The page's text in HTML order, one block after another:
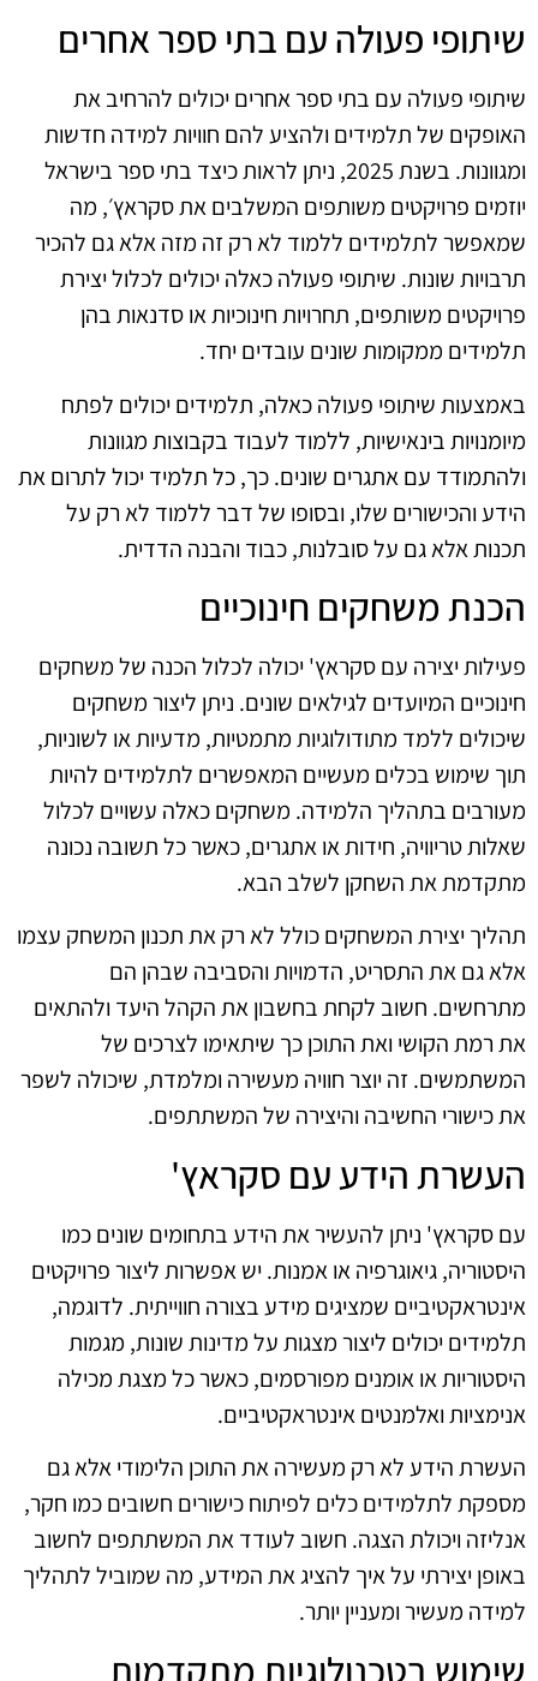
שיתופי פעולה עם בתי ספר אחרים
שיתופי פעולה עם בתי ספר אחרים יכולים להרחיב את
האופקים של תלמידים ולהציע להם חוויות למידה חדשות
ומגוונות. בשנת 2025, ניתן לראות כיצד בתי ספר בישראל
יוזמים פרויקטים משותפים המשלבים את סקראץ׳, מה
שמאפשר לתלמידים ללמוד לא רק זה מזה אלא גם להכיר
תרבויות שונות. שיתופי פעולה כאלה יכולים לכלול יצירת
פרויקטים משותפים, תחרויות חינוכיות או סדנאות בהן
תלמידים ממקומות שונים עובדים יחד.
באמצעות שיתופי פעולה כאלה, תלמידים יכולים לפתח
מיומנויות בינאישיות, ללמוד לעבוד בקבוצות מגוונות
ולהתמודד עם אתגרים שונים. כך, כל תלמיד יכול לתרום את
הידע והכישורים שלו, ובסופו של דבר ללמוד לא רק על
תכנות אלא גם על סובלנות, כבוד והבנה הדדית.
הכנת משחקים חינוכיים
פעילות יצירה עם סקראץ' יכולה לכלול הכנה של משחקים
חינוכיים המיועדים לגילאים שונים. ניתן ליצור משחקים
שיכולים ללמד מתודולוגיות מתמטיות, מדעיות או לשוניות,
תוך שימוש בכלים מעשיים המאפשרים לתלמידים להיות
מעורבים בתהליך הלמידה. משחקים כאלה עשויים לכלול
שאלות טריוויה, חידות או אתגרים, כאשר כל תשובה נכונה
מתקדמת את השחקן לשלב הבא.
תהליך יצירת המשחקים כולל לא רק את תכנון המשחק עצמו
אלא גם את התסריט, הדמויות והסביבה שבהן הם
מתרחשים. חשוב לקחת בחשבון את הקהל היעד ולהתאים
את רמת הקושי ואת התוכן כך שיתאימו לצרכים של
המשתמשים. זה יוצר חוויה מעשירה ומלמדת, שיכולה לשפר
את כישורי החשיבה והיצירה של המשתתפים.
העשרת הידע עם סקראץ'
עם סקראץ' ניתן להעשיר את הידע בתחומים שונים כמו
היסטוריה, גיאוגרפיה או אמנות. יש אפשרות ליצור פרויקטים
אינטראקטיביים שמציגים מידע בצורה חווייתית. לדוגמה,
תלמידים יכולים ליצור מצגות על מדינות שונות, מגמות
היסטוריות או אומנים מפורסמים, כאשר כל מצגת מכילה
אנימציות ואלמנטים אינטראקטיביים.
העשרת הידע לא רק מעשירה את התוכן הלימודי אלא גם
מספקת לתלמידים כלים לפיתוח כישורים חשובים כמו חקר,
אנליזה ויכולת הצגה. חשוב לעודד את המשתתפים לחשוב
באופן יצירתי על איך להציג את המידע, מה שמוביל לתהליך
למידה מעשיר ומעניין יותר.
שימוש בטכנולוגיות מתקדמות